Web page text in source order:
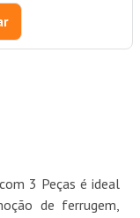
3 Peças é ideal
de ferrugem,